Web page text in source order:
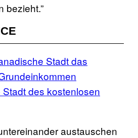
bezieht.”
Stadt das
des kostenlosen
austauschen